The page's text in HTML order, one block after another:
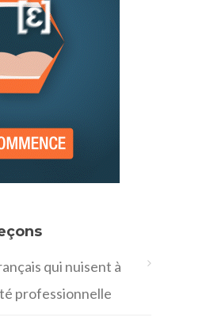
qui nuisent à
professionnelle